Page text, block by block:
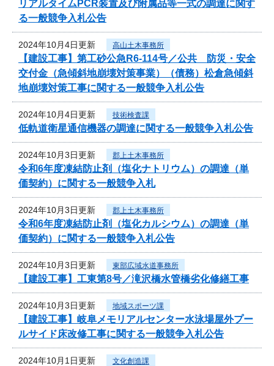
リアルタイムPCR装置及び附属品等一式の調達に関す
る一般競争入札公告
2024年10月4日更新 高山土木事務所
【建設工事】第工砂公急R6-114号／公共 防災・安全
交付金（急傾斜地崩壊対策事業）（債務）松倉急傾斜
地崩壊対策工事に関する一般競争入札公告
2024年10月4日更新 技術検査課
低軌道衛星通信機器の調達に関する一般競争入札公告
2024年10月3日更新 郡上土木事務所
令和6年度凍結防止剤（塩化ナトリウム）の調達（単
価契約）に関する一般競争入札
2024年10月3日更新 郡上土木事務所
令和6年度凍結防止剤（塩化カルシウム）の調達（単
価契約）に関する一般競争入札公告
2024年10月3日更新 東部広域水道事務所
【建設工事】工東第8号／滝沢橋水管橋劣化修繕工事
2024年10月3日更新 地域スポーツ課
【建設工事】岐阜メモリアルセンター水泳場屋外プー
ルサイド床改修工事に関する一般競争入札公告
2024年10月1日更新 文化創造課